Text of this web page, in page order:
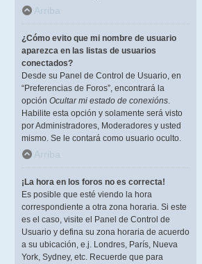
Arriba
¿Cómo evito que mi nombre de usuario
aparezca en las listas de usuarios
conectados?
Desde su Panel de Control de Usuario, en
“Preferencias de Foros”, encontrará la
opción Ocultar mi estado de conexións.
Habilite esta opción y solamente será visto
por Administradores, Moderadores y usted
mismo. Se le contará como usuario oculto.
Arriba
¡La hora en los foros no es correcta!
Es posible que esté viendo la hora
correspondiente a otra zona horaria. Si este
es el caso, visite el Panel de Control de
Usuario y defina su zona horaria de acuerdo
a su ubicación, e.j. Londres, París, Nueva
York, Sydney, etc. Recuerde que para